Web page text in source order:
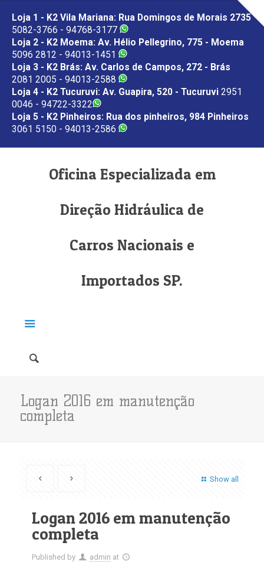
Loja 1 - K2 Vila Mariana: Rua Domingos de Morais 2735
5082-3766 - 94768-3177
Loja 2 - K2 Moema: Av. Hélio Pellegrino, 775 - Moema
5096 2812 - 94013-1451
Loja 3 - K2 Brás: Av. Carlos de Campos, 272 - Brás
2081 2005 - 94013-2588
Loja 4 - K2 Tucuruvi: Av. Guapira, 520 - Tucuruvi 2951
0046 - 94722-3322
Loja 5 - K2 Pinheiros: Rua dos pinheiros, 984 Pinheiros
3061 5150 - 94013-2586
Oficina Especializada em
Direção Hidráulica de
Carros Nacionais e
Importados SP.
Logan 2016 em manutenção
completa
Show all
Logan 2016 em manutenção
completa
Published by admin at